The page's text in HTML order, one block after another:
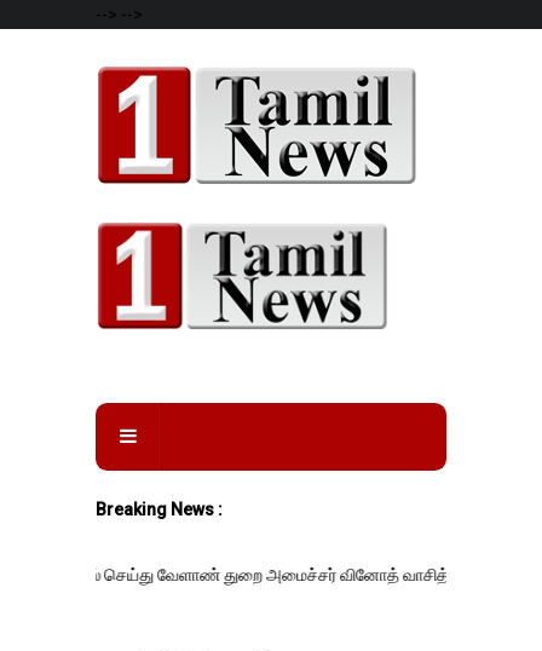
--> -->
Breaking News :
வேளாண் துறை அமைச்சர் வினோத் வாசித்து வருகிறார். �.